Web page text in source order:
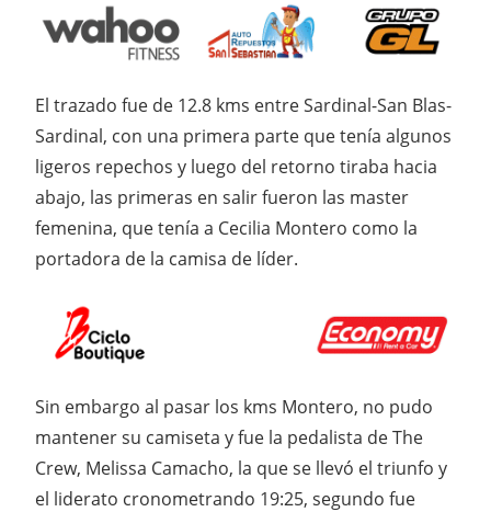
El trazado fue de 12.8 kms entre Sardinal-San Blas-
Sardinal, con una primera parte que tenía algunos
ligeros repechos y luego del retorno tiraba hacia
abajo, las primeras en salir fueron las master
femenina, que tenía a Cecilia Montero como la
portadora de la camisa de líder.
Sin embargo al pasar los kms Montero, no pudo
mantener su camiseta y fue la pedalista de The
Crew, Melissa Camacho, la que se llevó el triunfo y
el liderato cronometrando 19:25, segundo fue